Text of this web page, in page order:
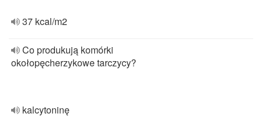
37 kcal/m2
Co produkują komórki
okołopęcherzykowe tarczycy?
kalcytoninę